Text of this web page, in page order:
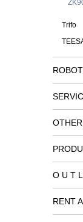
Trifo
O U T
RENT